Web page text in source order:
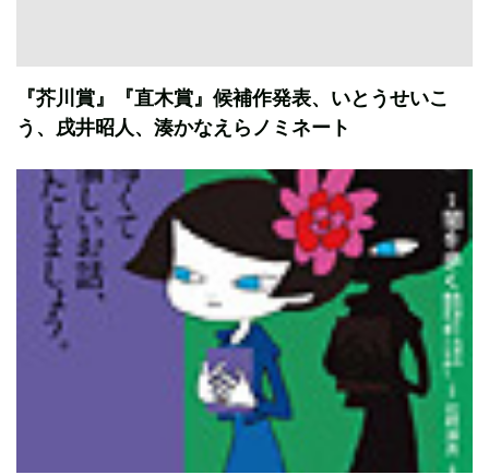
『芥川賞』『直木賞』候補作発表、いとうせいこ
う、戌井昭人、湊かなえらノミネート